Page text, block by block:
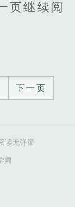
页继续阅
下一页
读无弹窗
网